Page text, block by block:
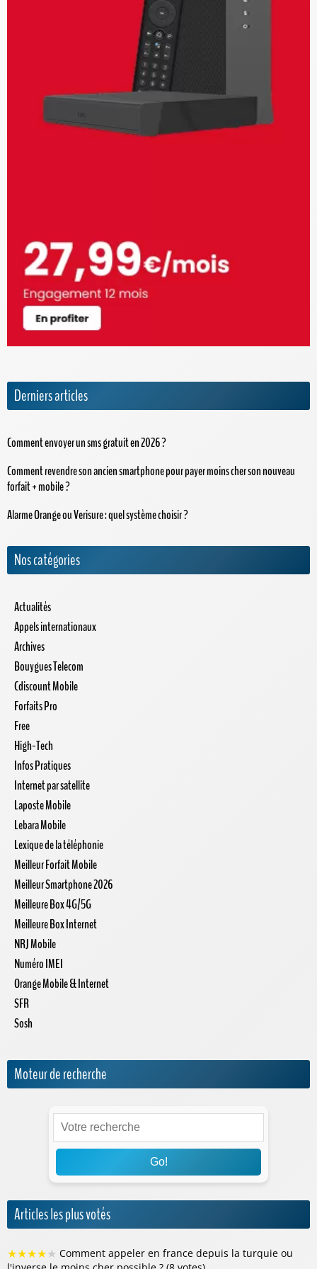
Derniers articles
Comment envoyer un sms gratuit en 2026 ?
Comment revendre son ancien smartphone pour payer moins cher son nouveau
forfait + mobile ?
Alarme Orange ou Verisure : quel système choisir ?
Nos catégories
Actualités
Appels internationaux
Archives
Bouygues Telecom
Cdiscount Mobile
Forfaits Pro
Free
High-Tech
Infos Pratiques
Internet par satellite
Laposte Mobile
Lebara Mobile
Lexique de la téléphonie
Meilleur Forfait Mobile
Meilleur Smartphone 2026
Meilleure Box 4G/5G
Meilleure Box Internet
NRJ Mobile
Numéro IMEI
Orange Mobile & Internet
SFR
Sosh
Moteur de recherche
Go!
Articles les plus votés
★★★★★ Comment appeler en france depuis la turquie ou